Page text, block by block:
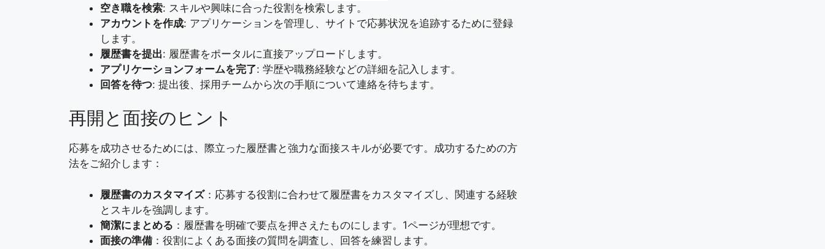
空き職を検索: スキルや興味に合った役割を検索します。
アカウントを作成: アプリケーションを管理し、サイトで応募状況を追跡するために登録
します。
履歴書を提出: 履歴書をポータルに直接アップロードします。
アプリケーションフォームを完了: 学歴や職務経験などの詳細を記入します。
回答を待つ: 提出後、採用チームから次の手順について連絡を待ちます。
再開と面接のヒント
応募を成功させるためには、際立った履歴書と強力な面接スキルが必要です。成功するための方
法をご紹介します：
履歴書のカスタマイズ：応募する役割に合わせて履歴書をカスタマイズし、関連する経験
とスキルを強調します。
簡潔にまとめる ：履歴書を明確で要点を押さえたものにします。1ページが理想です。
面接の準備：役割によくある面接の質問を調査し、回答を練習します。